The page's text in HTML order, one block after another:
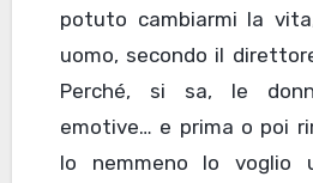
potuto cambiarmi la
uomo, secondo il
Perché, si sa, le
emotive… e prima o poi
Io nemmeno lo voglio